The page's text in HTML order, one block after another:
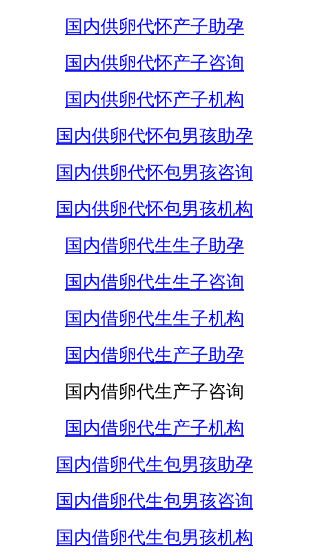
国内供卵代怀产子助孕
国内供卵代怀产子咨询
国内供卵代怀产子机构
国内供卵代怀包男孩助孕
国内供卵代怀包男孩咨询
国内供卵代怀包男孩机构
国内借卵代生生子助孕
国内借卵代生生子咨询
国内借卵代生生子机构
国内借卵代生产子助孕
国内借卵代生产子咨询
国内借卵代生产子机构
国内借卵代生包男孩助孕
国内借卵代生包男孩咨询
国内借卵代生包男孩机构